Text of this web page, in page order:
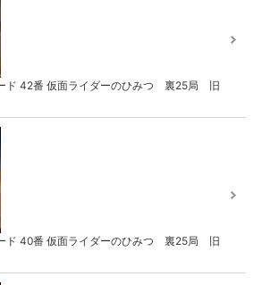
ド 42番 仮面ライダーのひみつ 裏25局 旧
ド 40番 仮面ライダーのひみつ 裏25局 旧